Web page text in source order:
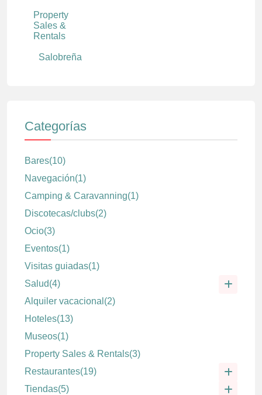
Property
Sales &
Rentals
Salobreña
Categorías
Bares(10)
Navegación(1)
Camping & Caravanning(1)
Discotecas/clubs(2)
Ocio(3)
Eventos(1)
Visitas guiadas(1)
Salud(4)
Alquiler vacacional (2)
Hoteles(13)
Museos(1)
Property Sales & Rentals(3)
Restaurantes(19)
Tiendas(5)